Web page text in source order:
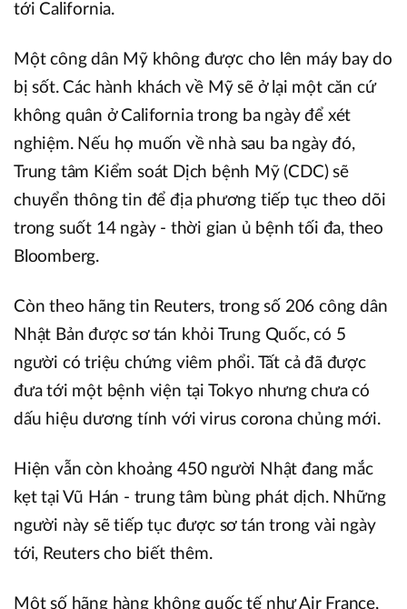
tới California.
Một công dân Mỹ không được cho lên máy bay do
bị sốt. Các hành khách về Mỹ sẽ ở lại một căn cứ
không quân ở California trong ba ngày để xét
nghiệm. Nếu họ muốn về nhà sau ba ngày đó,
Trung tâm Kiểm soát Dịch bệnh Mỹ (CDC) sẽ
chuyển thông tin để địa phương tiếp tục theo dõi
trong suốt 14 ngày - thời gian ủ bệnh tối đa, theo
Bloomberg.
Còn theo hãng tin Reuters, trong số 206 công dân
Nhật Bản được sơ tán khỏi Trung Quốc, có 5
người có triệu chứng viêm phổi. Tất cả đã được
đưa tới một bệnh viện tại Tokyo nhưng chưa có
dấu hiệu dương tính với virus corona chủng mới.
Hiện vẫn còn khoảng 450 người Nhật đang mắc
kẹt tại Vũ Hán - trung tâm bùng phát dịch. Những
người này sẽ tiếp tục được sơ tán trong vài ngày
tới, Reuters cho biết thêm.
Một số hãng hàng không quốc tế như Air France,